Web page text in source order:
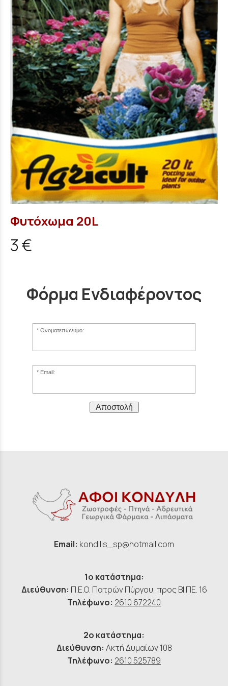
Φυτόχωμα 20L
3 €
Φόρμα Ενδιαφέροντος
Ονοματεπώνυμο:
Email:
Αποστολή
Email: kondilis_sp@hotmail.com
1ο κατάστημα:
Διεύθυνση: Π.Ε.Ο. Πατρών Πύργου, προς ΒΙ.ΠΕ. 16
Τηλέφωνο: 2610 672240
2ο κατάστημα:
Διεύθυνση: Ακτή Δυμαίων 108
Τηλέφωνο: 2610 525789